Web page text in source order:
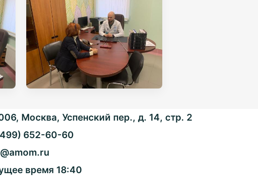
Москва, Успенский пер., д. 14, стр. 2
652-60-60
время 18:40